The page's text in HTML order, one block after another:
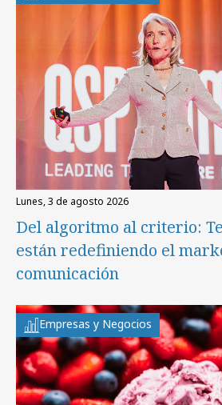
lunes, 3 de agosto 2026
Del algoritmo al criterio:
están redefiniendo el
comunicación
Empresas y Negocios